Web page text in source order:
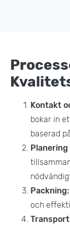
Kontakt
bokar in
baserad
Planering
Packning:
och